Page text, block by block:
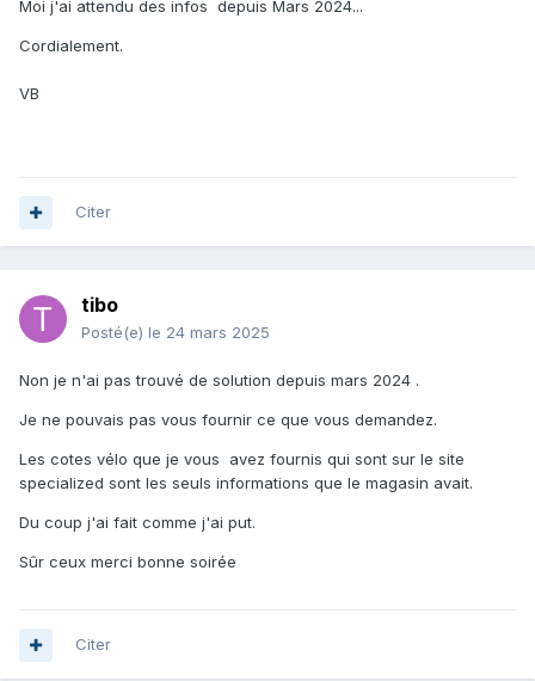
Moi j'ai attendu des infos depuis Mars 2024...
Cordialement.
VB
Citer
tibo
Posté(e) le 24 mars 2025
Non je n'ai pas trouvé de solution depuis mars 2024 .
Je ne pouvais pas vous fournir ce que vous demandez.
Les cotes vélo que je vous avez fournis qui sont sur le site
specialized sont les seuls informations que le magasin avait.
Du coup j'ai fait comme j'ai put.
Sûr ceux merci bonne soirée
Citer